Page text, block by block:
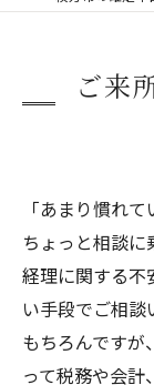
ご来
「あまり慣れ
ちょっと相談
経理に関する不
い手段でご相
もちろんですが
って税務や会